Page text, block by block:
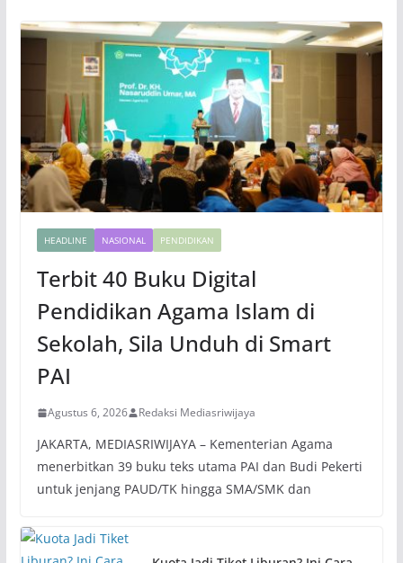
HEADLINE NASIONAL PENDIDIKAN
Terbit 40 Buku Digital
Pendidikan Agama Islam di
Sekolah, Sila Unduh di Smart
PAI
Agustus 6, 2026 Redaksi Mediasriwijaya
JAKARTA, MEDIASRIWIJAYA – Kementerian Agama
menerbitkan 39 buku teks utama PAI dan Budi Pekerti
untuk jenjang PAUD/TK hingga SMA/SMK dan